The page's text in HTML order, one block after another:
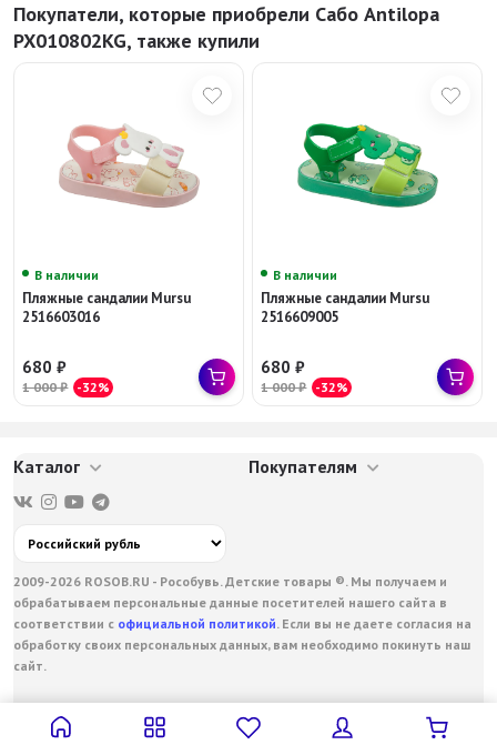
Покупатели, которые приобрели Сабо Antilopa
PX010802KG, также купили
В наличии
Пляжные сандалии Mursu
2516603016
680₽
1 000₽ -32%
В наличии
Пляжные сандалии Mursu
2516609005
680₽
1 000₽ -32%
Каталог Покупателям
2009-2026 ROSOB.RU - Рособувь. Детские товары ®. Мы получаем и
обрабатываем персональные данные посетителей нашего сайта в
соответствии с официальной политикой . Если вы не даете согласия на
обработку своих персональных данных, вам необходимо покинуть наш
сайт.